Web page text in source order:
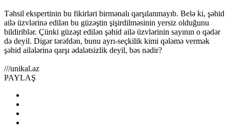
Təhsil ekspertinin bu fikirləri birmənalı qarşılanmayıb. Belə ki, şəhid
ailə üzvlərinə edilən bu güzəştin şişirdilməsinin yersiz olduğunu
bildiriblər. Çünki güzəşt edilən şəhid ailə üzvlərinin sayının o qədər
də deyil. Digər tərəfdən, bunu ayrı-seçkilik kimi qələmə vermək
şəhid ailələrinə qarşı ədalətsizlik deyil, bəs nədir?
///unikal.az
PAYLAŞ